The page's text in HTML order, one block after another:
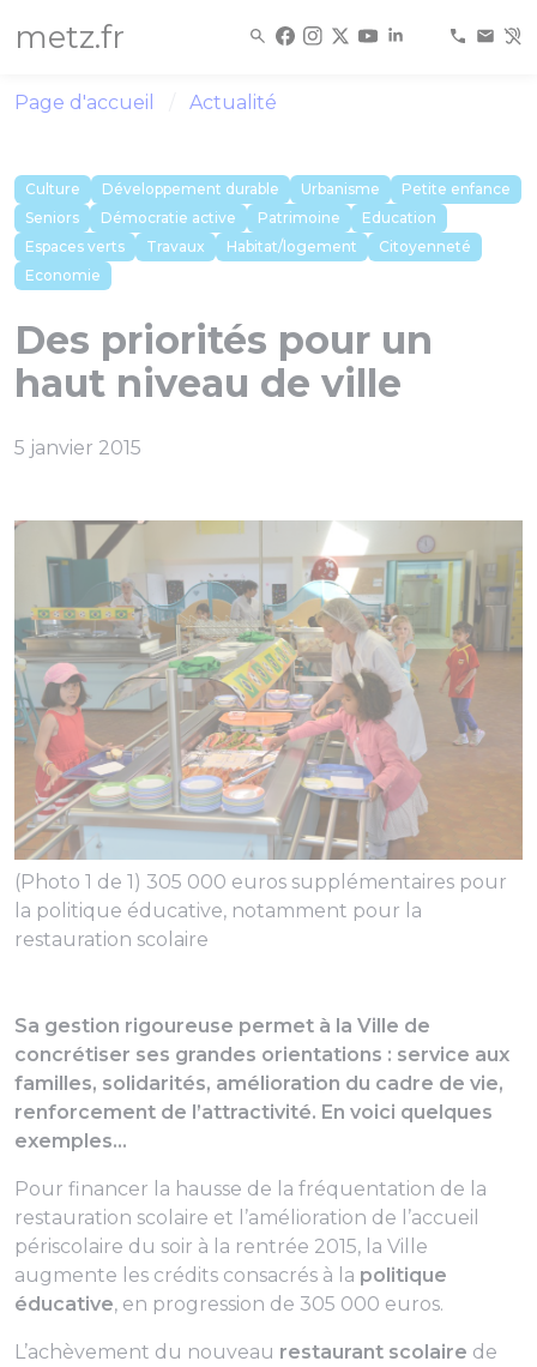
metz.fr
Page d'accueil Actualité
Culture Développement durable Urbanisme
Petite enfance
Seniors
Démocratie active Patrimoine
Education
Espaces verts
Travaux Habitat/logement
Citoyenneté
Economie
Des priorités pour un
haut niveau de ville
5 janvier 2015
(Photo 1 de 1) 305 000 euros supplémentaires pour
la politique éducative, notamment pour la
restauration scolaire
Sa gestion rigoureuse permet à la Ville de
concrétiser ses grandes orientations : service aux
familles, solidarités, amélioration du cadre de vie,
renforcement de l’attractivité. En voici quelques
exemples…
Pour financer la hausse de la fréquentation de la
restauration scolaire et l’amélioration de l’accueil
périscolaire du soir à la rentrée 2015, la Ville
augmente les crédits consacrés à la politique
éducative, en progression de 305 000 euros.
L’achèvement du nouveau restaurant scolaire de